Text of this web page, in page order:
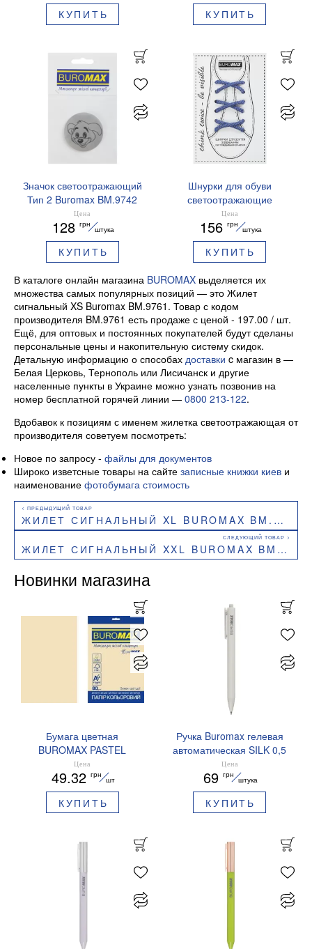
КУПИТЬ КУПИТЬ
Значок светоотражающий
Тип 2 Buromax BM.9742
Щенок
Цена
128 грн
штука
КУПИТЬ
Шнурки для обуви
светоотражающие
Buromax BM.9790-02
синие
Цена
156 грн
штука
КУПИТЬ
В каталоге онлайн магазина BUROMAX выделяется их
множества самых популярных позиций — это Жилет
сигнальный XS Buromax BM.9761. Товар с кодом
производителя BM.9761 есть продаже с ценой - 197.00 / шт.
Ещё, для оптовых и постоянных покупателей будут сделаны
персональные цены и накопительную систему скидок.
Детальную информацию о способах доставки c магазин в —
Белая Церковь, Тернополь или Лисичанск и другие
населенные пункты в Украине можно узнать позвонив на
номер бесплатной горячей линии — 0800 213-122.
Вдобавок к позициям с именем жилетка светоотражающая от
производителя советуем посмотреть:
Новое по запросу - файлы для документов
Широко изветсные товары на сайте записные книжки киев и
наименование фотобумага стоимость
ЖИЛЕТ СИГНАЛЬНЫЙ XL BUROMAX BM.9765
ЖИЛЕТ СИГНАЛЬНЫЙ XXL BUROMAX BM.9766
Новинки магазина
Бумага цветная
BUROMAX PASTEL
EUROMAX 20 арк А4 80 г/
мс BM.2721220E-08
Цена
49.32 грн
шт
КУПИТЬ
Ручка Buromax гелевая
автоматическая SILK 0,5
мм синие чернила
BM.83100
Цена
69 грн
штука
КУПИТЬ